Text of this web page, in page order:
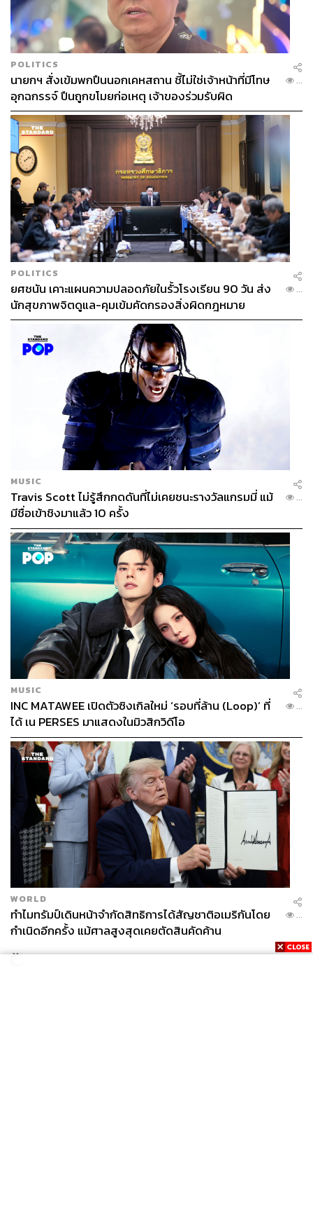
POLITICS
นายกฯ สั่งเข้มพกปืนนอกเคหสถาน ชี้ไม่ใช่เจ้าหน้าที่มีโทษ
อุกฉกรรจ์ ปืนถูกขโมยก่อเหตุ เจ้าของร่วมรับผิด
...
POLITICS
ยศชนัน เคาะแผนความปลอดภัยในรั้วโรงเรียน 90 วัน ส่ง
นักสุขภาพจิตดูแล-คุมเข้มคัดกรองสิ่งผิดกฎหมาย
...
MUSIC
Travis Scott ไม่รู้สึกกดดันที่ไม่เคยชนะรางวัลแกรมมี่ แม้
มีชื่อเข้าชิงมาแล้ว 10 ครั้ง
...
MUSIC
INC MATAWEE เปิดตัวซิงเกิลใหม่ ‘รอบที่ล้าน (Loop)’ ที่
ได้ เน PERSES มาแสดงในมิวสิกวิดีโอ
...
WORLD
ทำไมทรัมป์เดินหน้าจำกัดสิทธิการได้สัญชาติอเมริกันโดย
กำเนิดอีกครั้ง แม้ศาลสูงสุดเคยตัดสินคัดค้าน
...